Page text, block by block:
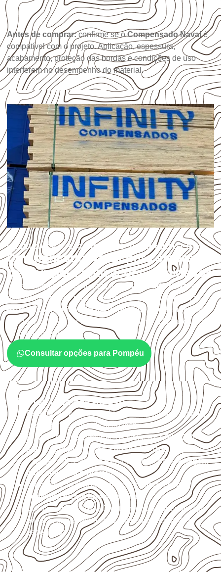
Antes de comprar:confirme se oCompensado Navalé
compatível com o projeto. Aplicação, espessura,
acabamento, proteção das bordas e condições de uso
interferem no desempenho do material.
UTILIZAÇÃO E CUIDADOS DO PRODUTO
Compensado Naval para empresas
de Pompéu: aplicações e cuidados
Em aplicações profissionais, oCompensado Naval é
utilizado quando o projeto exige atenção à
colagem, à
exposição à umidade e à estabilidade dimensional
. A
adequação deve ser confirmada conforme a ficha técnica e
as condições de uso.
Consultar opções para Pompéu
Critérios técnicos de uso
Escolha a medida considerando aplicação, apoios,
montagem e especificação técnica.
Planeje o corte conforme os formatos1,60 × 2,20 m e
1,60 × 2,50 m, sujeitos à disponibilidade.
Proteja cortes, furos e extremidades com aselagem
indicada para o projeto.
Armazene as chapas em localcoberto, seco,
ventilado e com apoio nivelado
Valide com o responsável técnico qualquer uso que
envolva carga, exposição intensa ou requisitos
específicos.